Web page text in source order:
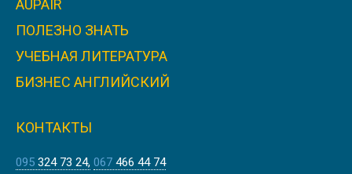
КУРСЫ АНГЛИЙСКОГО ЯЗЫКА В
АНГЛИИ, ЛЬЮИС | SUSSEX DOWNS
AUPAIR
ПОЛЕЗНО ЗНАТЬ
УЧЕБНАЯ ЛИТЕРАТУРА
БИЗНЕС АНГЛИЙСКИЙ
КОНТАКТЫ
095 324 73 24 067 466 44 74